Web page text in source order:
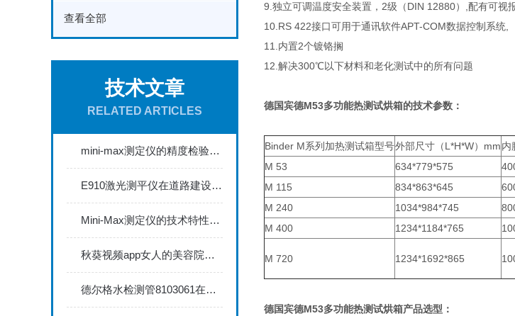
查看全部
技术文章
RELATED ARTICLES
mini-max测定仪的精度检验与校准方法探讨
E910激光测平仪在道路建设中的关键作用
Mini-Max测定仪的技术特性与典型应用场景深度解读
秋葵视频app女人的美容院秋葵视频app下载安装735FN1.5正确的校准步骤
德尔格水检测管8103061在压缩空气质量检测中的应用
9.独立可调温度安全装置，2级（DIN 12880）,配有可视
10.RS 422接口可用于通讯软件APT-COM数据控制系统,
11.内置2个镀铬搁
12.解决300℃以下材料和老化测试中的所有问题
德国宾德M53多功能热测试烘箱的技术参数：
Binder M系列加热测试箱型号外部尺寸（L*H*W）mm内
M 53
634*779*575
M 115
834*863*645
M 240
1034*984*745
M 400
1234*1184*765
M 720 1234*1692*865
德国宾德M53多功能热测试烘箱产品选型：